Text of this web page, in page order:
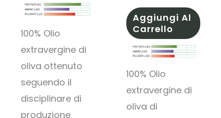
100% Olio
extravergine di
oliva ottenuto
seguendo il
disciplinare di
produzione
Aggiungi Al
Carrello
100% Olio
extravergine di
oliva di